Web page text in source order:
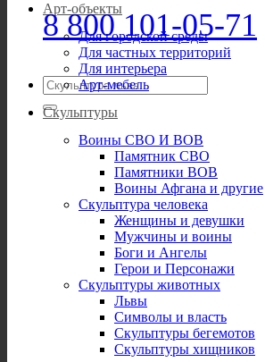
8 800 101-05-71
Искать:
Арт-объекты
Для городской среды
Для частных территорий
Для интерьера
Арт-мебель
Скульптуры
Воины СВО И ВОВ
Памятник СВО
Памятники ВОВ
Воины Афгана и другие
Скульптура человека
Женщины и девушки
Мужчины и воины
Боги и Ангелы
Герои и Персонажи
Скульптуры животных
Львы
Символы и власть
Скульптуры бегемотов
Скульптуры хищников